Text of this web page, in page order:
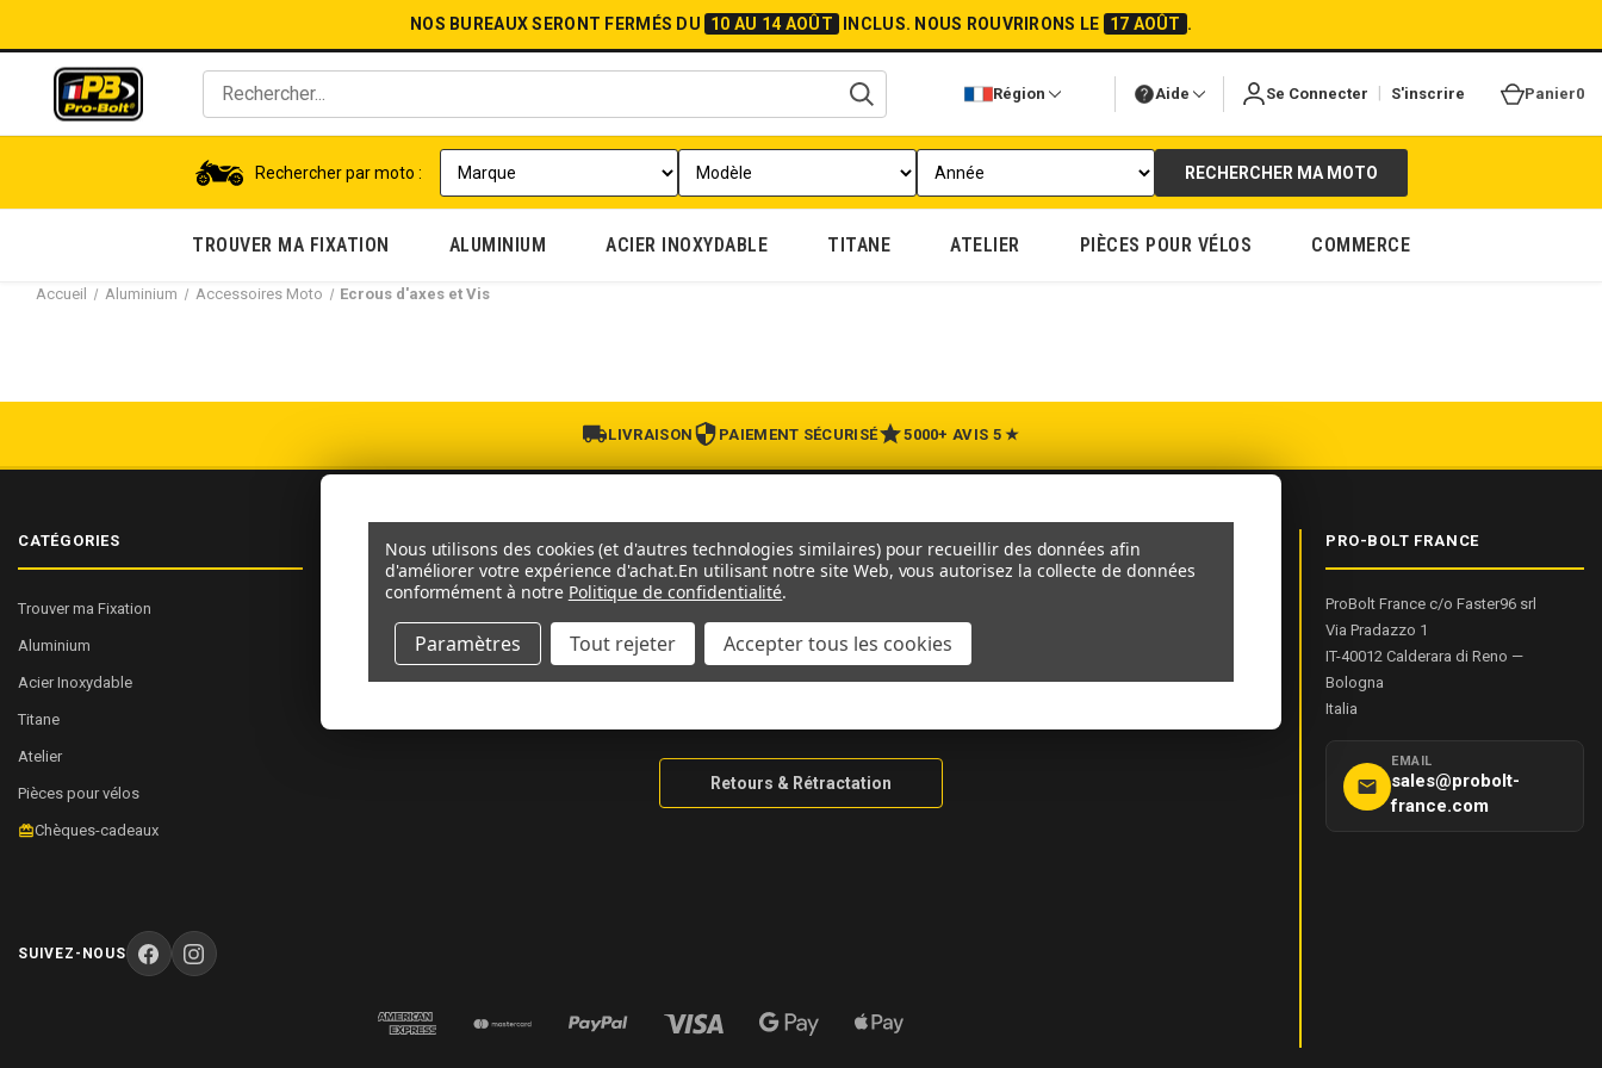
NOS BUREAUX SERONT FERMÉS DU 10 AU 14 AOÛT INCLUS. NOUS ROUVRIRONS LE 17 AOÛT .
Région Aide Se Connecter S'inscrire Panier0
Rechercher par moto : RECHERCHER MA MOTO
TROUVER MA FIXATION ALUMINIUM ACIER INOXYDABLE TITANE ATELIER PIÈCES POUR VÉLOS COMMERCE
Accueil Aluminium Accessoires Moto Ecrous d'axes et Vis
LIVRAISON PAIEMENT SÉCURISÉ 5000+ AVIS 5 ★
CATÉGORIES
Trouver ma Fixation
Aluminium
Acier Inoxydable
Titane
Atelier
Pièces pour vélos
Chèques-cadeaux
NAVIGUER
Plan du site
AIDE & CONTACT
Ma Moto N’est Pas Listée
Informations de Livraison
Retours & Rétractation
INFORMATIONS PRODUIT
Information de Couple
PRO-BOLT FRANCE
ProBolt France c/o Faster96 srl
Via Pradazzo 1
IT-40012 Calderara di Reno —
Bologna
Italia
EMAIL
sales@probolt-
france.com
SUIVEZ-NOUS
Nous utilisons des cookies (et d'autres technologies similaires) pour recueillir des données afin
d'améliorer votre expérience d'achat.En utilisant notre site Web, vous autorisez la collecte de données
conformément à notre Politique de confidentialité.
Paramètres Tout rejeter Accepter tous les cookies